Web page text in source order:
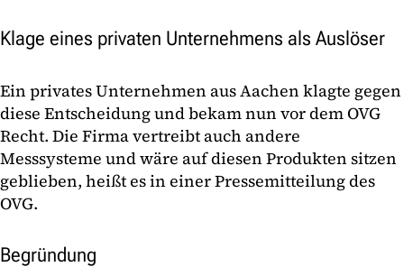
Klage eines privaten Unternehmens als Auslöser
Ein privates Unternehmen aus Aachen klagte gegen
diese Entscheidung und bekam nun vor dem OVG
Recht. Die Firma vertreibt auch andere
Messsysteme und wäre auf diesen Produkten sitzen
geblieben, heißt es in einer Pressemitteilung des
OVG.
Begründung